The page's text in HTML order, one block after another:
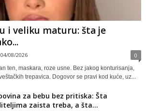
i veliku maturu: šta je
04/08/2026 0
ten, maskara, roze usne. Bez jakog konturisanja,
trepavica. Dogovor se pravi kod kuće, uz...
za bebu bez pritiska: Šta
zaista treba, a šta...